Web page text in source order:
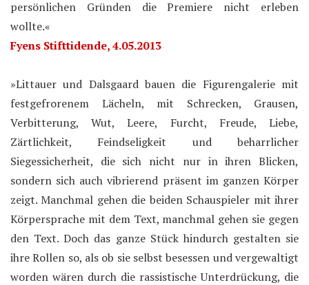
persönlichen Gründen die Premiere nicht erleben
wollte.«
Fyens Stifttidende, 4.05.2013
»Littauer und Dalsgaard bauen die Figurengalerie mit
festgefrorenem Lächeln, mit Schrecken, Grausen,
Verbitterung, Wut, Leere, Furcht, Freude, Liebe,
Zärtlichkeit, Feindseligkeit und beharrlicher
Siegessicherheit, die sich nicht nur in ihren Blicken,
sondern sich auch vibrierend präsent im ganzen Körper
zeigt. Manchmal gehen die beiden Schauspieler mit ihrer
Körpersprache mit dem Text, manchmal gehen sie gegen
den Text. Doch das ganze Stück hindurch gestalten sie
ihre Rollen so, als ob sie selbst besessen und vergewaltigt
worden wären durch die rassistische Unterdrückung, die